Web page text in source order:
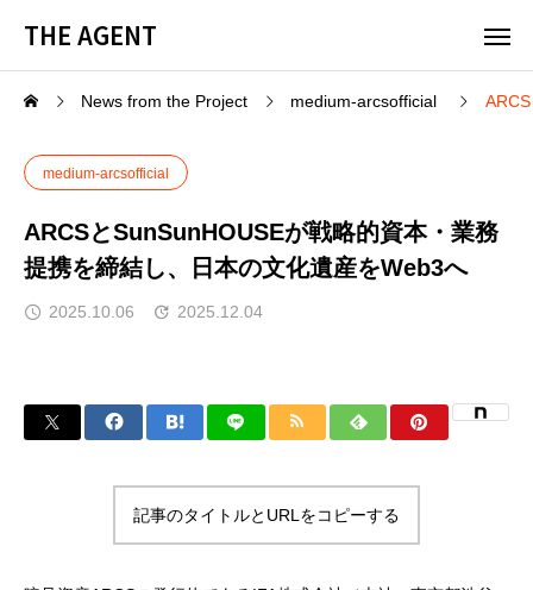
THE AGENT
News from the Project medium-arcsofficial
medium-arcsofficial
ARCSとSunSunHOUSEが戦略的資本・業務
提携を締結し、日本の文化遺産をWeb3へ
2025.10.06 2025.12.04
記事のタイトルとURLをコピーする